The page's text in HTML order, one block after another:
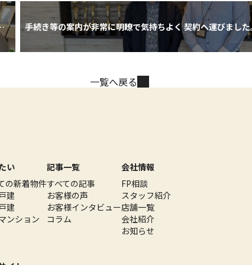
手続き等の案内が非常に明瞭で気持ちよく 契約へ運びまし
一覧へ戻る
い
の新着物件
建
建
ンション
記事一覧
すべての記事
お客様の声
お客様インタビュー
コラム
会社情報
FP相談
スタッフ紹介
店舗一覧
会社紹介
お知らせ